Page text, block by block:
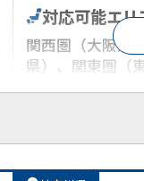
対応可能エリ
関西圏（大阪府
県）、関東圏（